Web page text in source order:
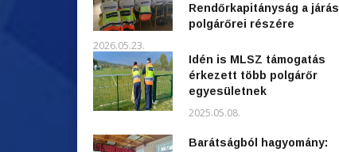
Rendőrkapitányság a járás
polgárőrei részére
2026.05.23.
Idén is MLSZ támogatás
érkezett több polgárőr
egyesületnek
2025.05.08.
Barátságból hagyomány: